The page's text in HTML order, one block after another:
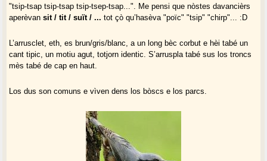
"tsip-tsap tsip-tsap tsip-tsep-tsap...". Me pensi que nòstes davancièrs
aperèvansit / tit / suït / ... tot çò qu’hasèva "poïc" "tsip" "chirp"... :D
L’arrusclet, eth, es brun/gris/blanc, a un long bèc corbut e hèi tabé un
cant tipic, un motiu agut, totjorn identic. S’arruspla tabé sus los troncs
mès tabé de cap en haut.
Los dus son comuns e vìven dens los bòscs e los parcs.